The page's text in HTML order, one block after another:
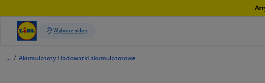
/ Akumulatory i ładowarki akumulatorowe